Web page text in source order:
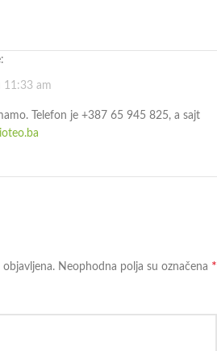
11:33 am
Telefon je +387 65 945 825, a sajt
objavljena. Neophodna polja su označena *